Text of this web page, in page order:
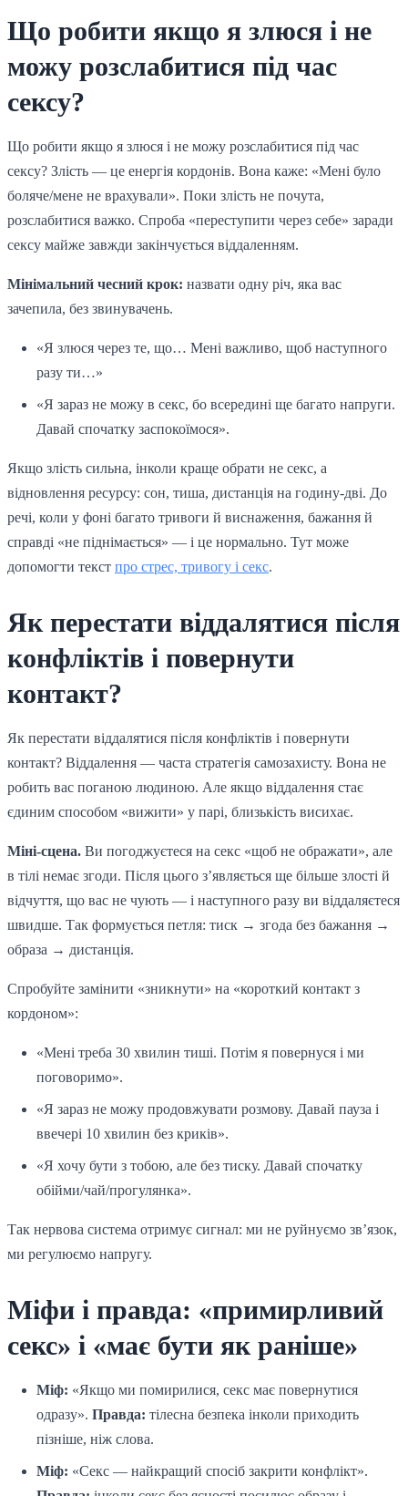
Що робити якщо я злюся і не
можу розслабитися під час
сексу?
Що робити якщо я злюся і не можу розслабитися під час
сексу? Злість — це енергія кордонів. Вона каже: «Мені було
боляче/мене не врахували». Поки злість не почута,
розслабитися важко. Спроба «переступити через себе» заради
сексу майже завжди закінчується віддаленням.
Мінімальний чесний крок: назвати одну річ, яка вас
зачепила, без звинувачень.
«Я злюся через те, що… Мені важливо, щоб наступного
разу ти…»
«Я зараз не можу в секс, бо всередині ще багато напруги.
Давай спочатку заспокоїмося».
Якщо злість сильна, інколи краще обрати не секс, а
відновлення ресурсу: сон, тиша, дистанція на годину-дві. До
речі, коли у фоні багато тривоги й виснаження, бажання й
справді «не піднімається» — і це нормально. Тут може
допомогти текст про стрес, тривогу і секс.
Як перестати віддалятися після
конфліктів і повернути
контакт?
Як перестати віддалятися після конфліктів і повернути
контакт? Віддалення — часта стратегія самозахисту. Вона не
робить вас поганою людиною. Але якщо віддалення стає
єдиним способом «вижити» у парі, близькість висихає.
Міні-сцена. Ви погоджуєтеся на секс «щоб не ображати», але
в тілі немає згоди. Після цього з’являється ще більше злості й
відчуття, що вас не чують — і наступного разу ви віддаляєтеся
швидше. Так формується петля: тиск → згода без бажання →
образа → дистанція.
Спробуйте замінити «зникнути» на «короткий контакт з
кордоном»:
«Мені треба 30 хвилин тиші. Потім я повернуся і ми
поговоримо».
«Я зараз не можу продовжувати розмову. Давай пауза і
ввечері 10 хвилин без криків».
«Я хочу бути з тобою, але без тиску. Давай спочатку
обійми/чай/прогулянка».
Так нервова система отримує сигнал: ми не руйнуємо зв’язок,
ми регулюємо напругу.
Міфи і правда: «примирливий
секс» і «має бути як раніше»
Міф: «Якщо ми помирилися, секс має повернутися
одразу». Правда: тілесна безпека інколи приходить
пізніше, ніж слова.
Міф: «Секс — найкращий спосіб закрити конфлікт».